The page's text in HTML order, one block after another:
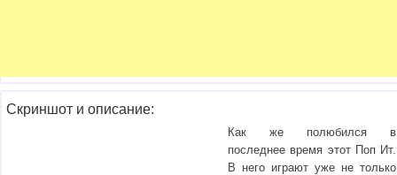
Скриншот и описание:
Как же полюбился в
последнее время этот Поп Ит.
В него играют уже не только